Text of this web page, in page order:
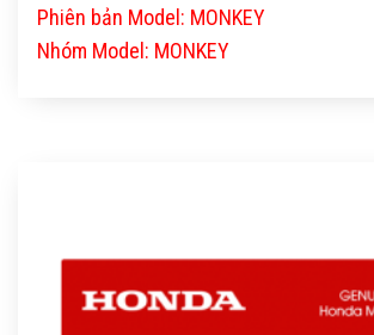
Phiên bản Model: MONKEY
Nhóm Model: MONKEY